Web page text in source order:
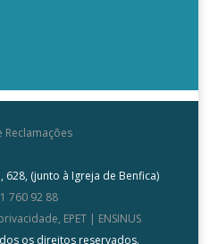
Reclamações
628, (junto à Igreja de Benfica)
760 92 88
EPET | ENSINUS
os direitos reservados.